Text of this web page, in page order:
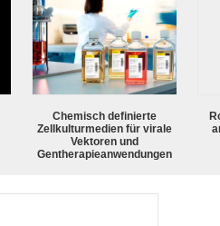
Chemisch definierte
Zellkulturmedien für virale
Vektoren und
Gentherapieanwendungen